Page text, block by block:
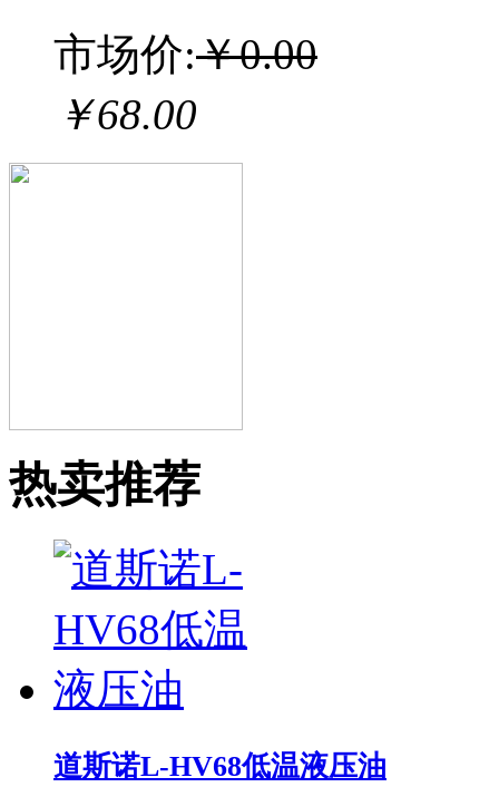
市场价:￥0.00
￥68.00
热卖推荐
道斯诺L-HV68低温液压油